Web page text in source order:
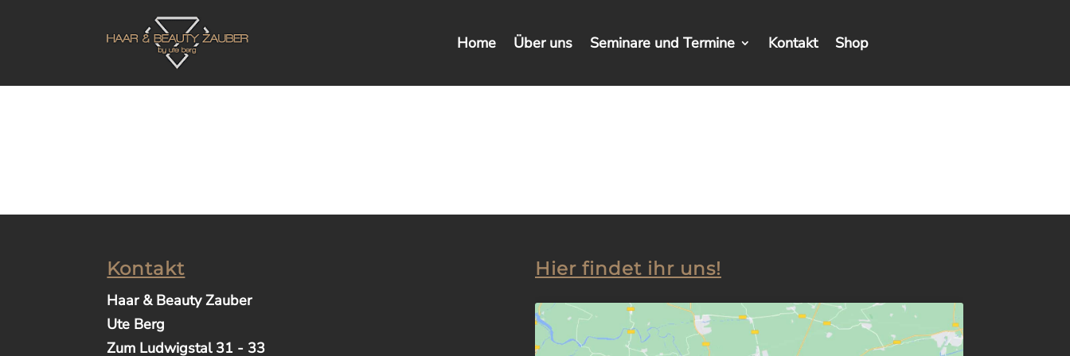
Home Über uns Seminare und Termine Kontakt Shop
Kontakt
Haar & Beauty Zauber
Ute Berg
Zum Ludwigstal 31 - 33
Hier findet ihr uns!